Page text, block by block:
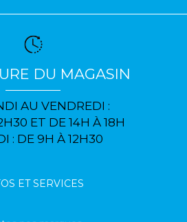
DU MAGASIN
AU VENDREDI :
ET DE 14H À 18H
: DE 9H À 12H30
ET SERVICES